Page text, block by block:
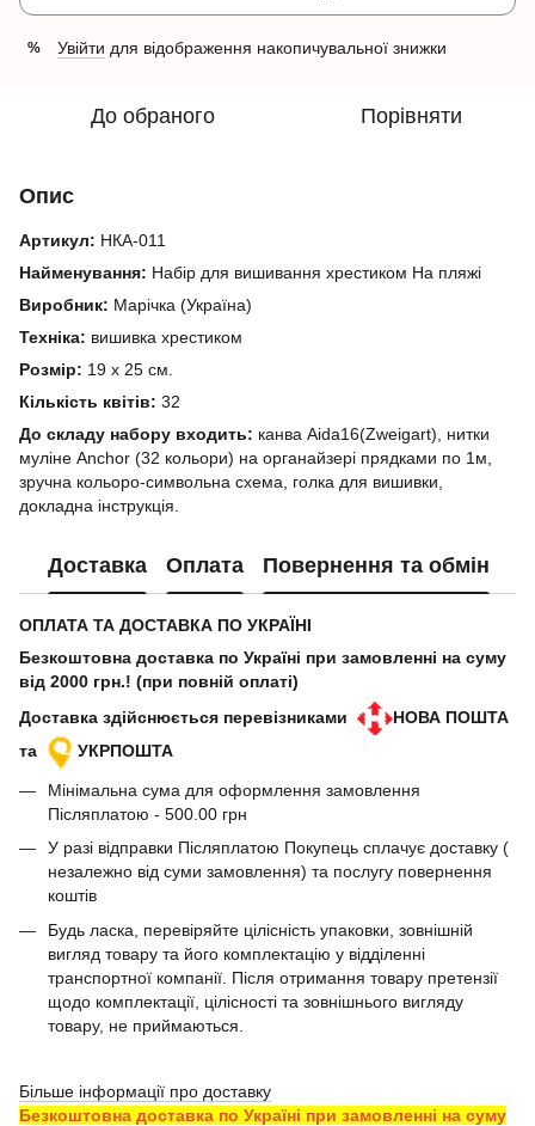
% Увійти для відображення накопичувальної знижки
До обраного Порівняти
Опис
Артикул: НКА-011
Найменування: Набір для вишивання хрестиком На пляжі
Виробник: Марічка (Україна)
Техніка: вишивка хрестиком
Розмір: 19 х 25 см.
Кількість квітів: 32
До складу набору входить: канва Aida16(Zweigart), нитки
муліне Anchor (32 кольори) на органайзері прядками по 1м,
зручна кольоро-символьна схема, голка для вишивки,
докладна інструкція.
Доставка Оплата Повернення та обмін
ОПЛАТА ТА ДОСТАВКА ПО УКРАЇНІ
Безкоштовна доставка по Україні при замовленні на суму
від 2000 грн.! (при повній оплаті)
Доставка здійснюється перевізниками
НОВА ПОШТА
та
УКРПОШТА
Мінімальна сума для оформлення замовлення
Післяплатою - 500.00 грн
У разі відправки Післяплатою Покупець сплачує доставку (
незалежно від суми замовлення) та послугу повернення
коштів
Будь ласка, перевіряйте цілісність упаковки, зовнішній
вигляд товару та його комплектацію у відділенні
транспортної компанії. Після отримання товару претензії
щодо комплектації, цілісності та зовнішнього вигляду
товару, не приймаються.
Більше інформації про доставку
Безкоштовна доставка по Україні при замовленні на суму